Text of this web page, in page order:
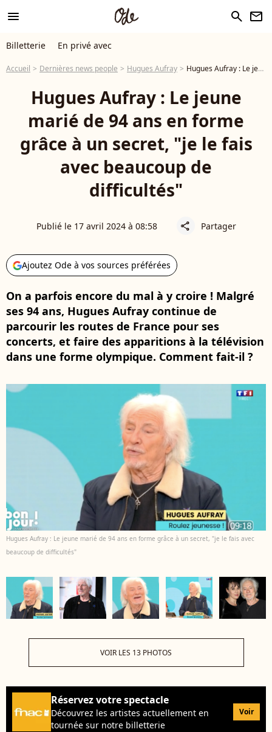
menu search newsletter
Billetterie En privé avec
Accueil Dernières news people Hugues Aufray Hugues Aufray : Le jeune marié de 94 ans en forme grâce à un secret, "je le fais avec beaucoup de difficultés"
Hugues Aufray : Le jeune
marié de 94 ans en forme
grâce à un secret, "je le fais
avec beaucoup de
difficultés"
Publié le 17 avril 2024 à 08:58 share Partager
Ajoutez Ode à vos sources préférées
On a parfois encore du mal à y croire ! Malgré
ses 94 ans, Hugues Aufray continue de
parcourir les routes de France pour ses
concerts, et faire des apparitions à la télévision
dans une forme olympique. Comment fait-il ?
Hugues Aufray : Le jeune marié de 94 ans en forme grâce à un secret, "je le fais avec
beaucoup de difficultés"
VOIR LES 13 PHOTOS
Réservez votre spectacle
Découvrez les artistes actuellement en
tournée sur notre billetterie
Voir